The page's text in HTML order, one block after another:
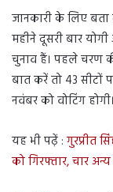
जानकारी के लिए
महीने दूसरी बार
चुनाव हैं। पहले चरण
बात करें तो 43 सीटों
नवंबर को वोटिंग
यह भी पढ़ें : गुरप्रीत
को गिरफ्तार, चार